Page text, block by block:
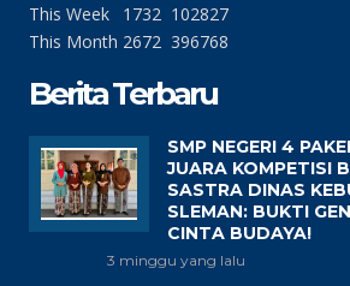
This Week
1732 102827
This Month 2672 396768
Berita Terbaru
SMP NEGERI 4
JUARA KOMPETISI
SASTRA DINAS
SLEMAN: BUKTI
CINTA BUDAYA!
3 minggu yang lalu